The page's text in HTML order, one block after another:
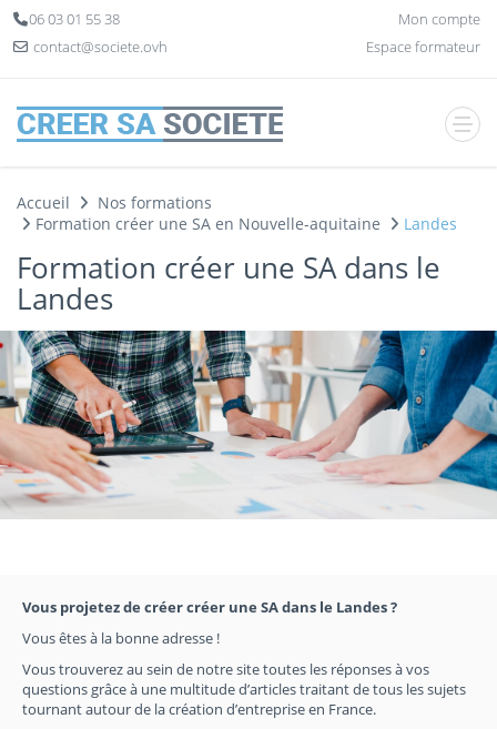
06 03 01 55 38
contact@societe.ovh
Mon compte
Espace formateur
Accueil
Nos formations
Formation créer une SA en Nouvelle-aquitaine
Landes
Formation créer une SA dans le
Landes
Vous projetez de créer créer une SA dans le Landes ?
Vous êtes à la bonne adresse !
Vous trouverez au sein de notre site toutes les réponses à vos
questions grâce à une multitude d’articles traitant de tous les sujets
tournant autour de la création d’entreprise en France.
Panneau de gestion des cookies